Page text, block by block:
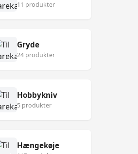
11 produkter
Gryde
24 produkter
Hobbykniv
5 produkter
Hængekøje